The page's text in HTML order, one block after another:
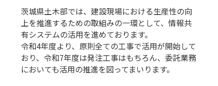
茨城県土木部では、建設現場における生産性の向
上を推進するための取組みの一環として、情報共
有システムの活用を進めております。
令和4年度より、原則全ての工事で活用が開始して
おり、令和7年度は発注工事はもちろん、委託業務
においても活用の推進を図ってまいります。